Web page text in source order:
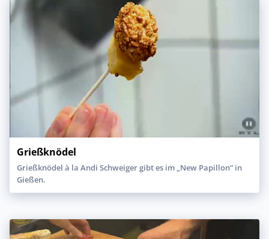
Grießknödel
Grießknödel à la Andi Schweiger gibt es im „New Papillon“ in
Gießen.